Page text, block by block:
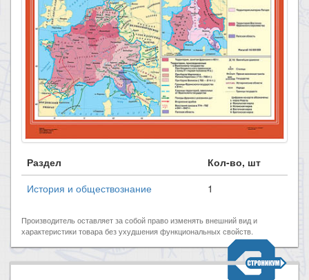
Раздел
Кол-во, шт
История и обществознание
1
Производитель оставляет за собой право изменять внешний вид и
характеристики товара без ухудшения функциональных свойств.